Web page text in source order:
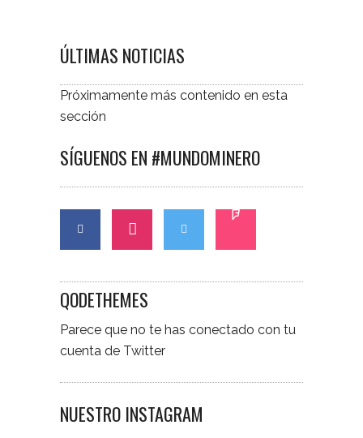
ÚLTIMAS NOTICIAS
Próximamente más contenido en esta
sección
SÍGUENOS EN #MUNDOMINERO
QODETHEMES
Parece que no te has conectado con tu
cuenta de Twitter
NUESTRO INSTAGRAM